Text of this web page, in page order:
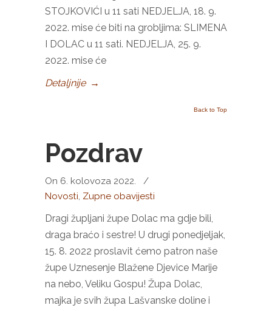
STOJKOVIĆI u 11 sati NEDJELJA, 18. 9.
2022. mise će biti na grobljima: SLIMENA
I DOLAC u 11 sati. NEDJELJA, 25. 9.
2022. mise će
Detaljnije →
Back to Top
Pozdrav
On 6. kolovoza 2022.
/
Novosti, Zupne obavijesti
Dragi župljani župe Dolac ma gdje bili,
draga braćo i sestre! U drugi ponedjeljak,
15. 8. 2022 proslavit ćemo patron naše
župe Uznesenje Blažene Djevice Marije
na nebo, Veliku Gospu! Župa Dolac,
majka je svih župa Lašvanske doline i